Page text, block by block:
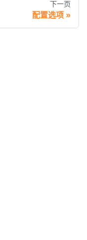
下一页
配置选项